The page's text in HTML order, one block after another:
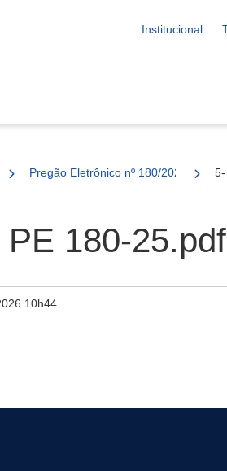
Institucional
Pregão Eletrônico nº 180/2025 -
180-25.pdf
10h44